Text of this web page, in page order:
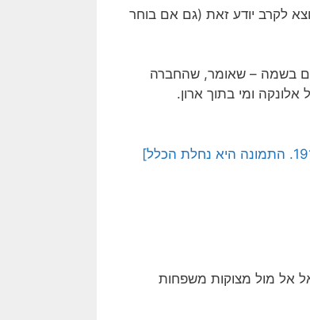
לקרב יודע זאת (גם אם בוחר
בשמה – שאומר, שהחברה
ומי בתוך ארון.
אל מול מצוקות משפחות